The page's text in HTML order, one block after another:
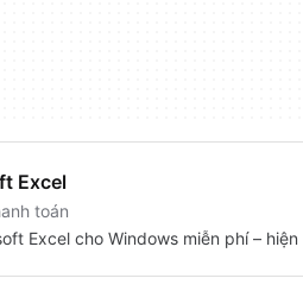
Excel
toán
Excel cho Windows miễn phí –